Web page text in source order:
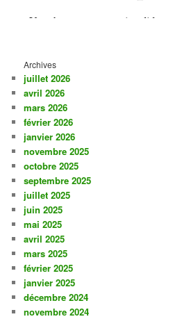
Archives
juillet 2026
avril 2026
mars 2026
février 2026
janvier 2026
novembre 2025
octobre 2025
septembre 2025
juillet 2025
juin 2025
mai 2025
avril 2025
mars 2025
février 2025
janvier 2025
décembre 2024
novembre 2024